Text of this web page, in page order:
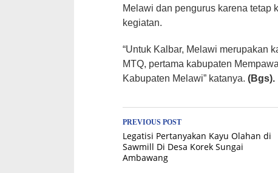
Melawi dan pengurus karena tetap
kegiatan.
“Untuk Kalbar, Melawi merupakan
MTQ, pertama kabupaten
Kabupaten Melawi” katanya. (Bgs).
Post
navigation
PREVIOUS POST
Legatisi Pertanyakan Kayu Olahan di
Sawmill Di Desa Korek Sungai
Ambawang